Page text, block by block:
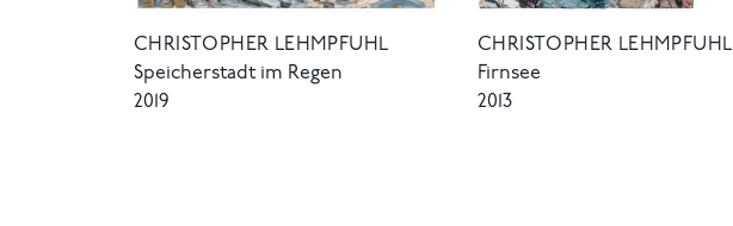
CHRISTOPHER LEHMPFUHL
Speicherstadt im Regen
2019
CHRISTOPHER LEHMPFUHL
Firnsee
2013